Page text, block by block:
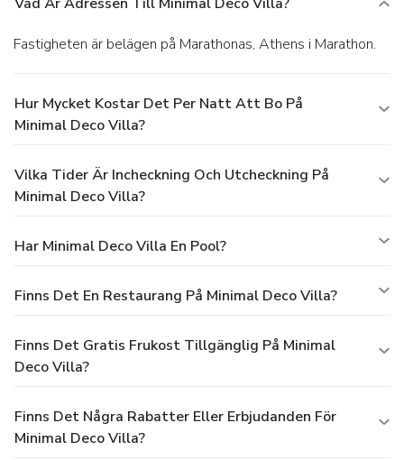
Fastigheten är belägen på Marathonas, Athens i Marathon.
Hur Mycket Kostar Det Per Natt Att Bo På
Minimal Deco Villa?
Vilka Tider Är Incheckning Och Utcheckning På
Minimal Deco Villa?
Har Minimal Deco Villa En Pool?
Finns Det En Restaurang På Minimal Deco Villa?
Finns Det Gratis Frukost Tillgänglig På Minimal
Deco Villa?
Finns Det Några Rabatter Eller Erbjudanden För
Minimal Deco Villa?